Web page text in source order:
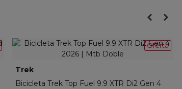
Oferta
Trek
Bicicleta Trek Top Fuel 9.9 XTR Di2 Gen 4